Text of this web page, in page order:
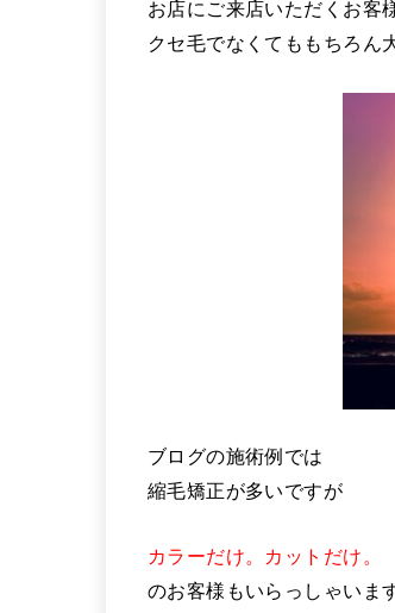
お店にご来店いただくお客
クセ毛でなくてももちろん
ブログの施術例では
縮毛矯正が多いですが
カラーだけ。カットだけ。
のお客様もいらっしゃいま